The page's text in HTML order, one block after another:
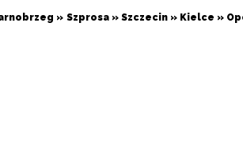
» Szprosa » Szczecin » Kielce »